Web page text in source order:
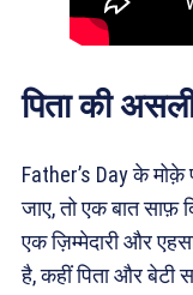
पिता की
Father’s Day के मोक़े
जाए, तो एक बात साफ़
एक ज़िम्मेदारी और
है, कहीं पिता और